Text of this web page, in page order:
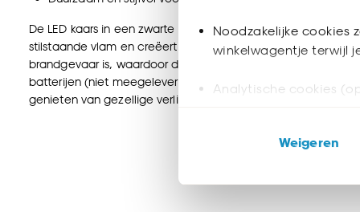
Noodzakelijke cookies
winkelwagentje terwijl
Analytische cookies
ook buiten de
Klik op ‘Ja, alles
Weigeren
De LED kaars in een zwarte kleur brengt een warm en
stilstaande vlam en creëert een knusse sfeer zonder rook of
brandgevaar is, waardoor de kaars perfect geschikt is voor
batterijen (niet meegeleverd) en is eenvoudig te bedienen
genieten van gezellige verlichting.